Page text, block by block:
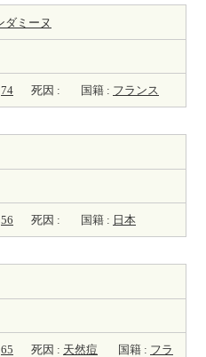
ダミーヌ
74 死因 : 国籍 : フランス
56 死因 : 国籍 : 日本
65 死因 : 天然痘 国籍 : フラ